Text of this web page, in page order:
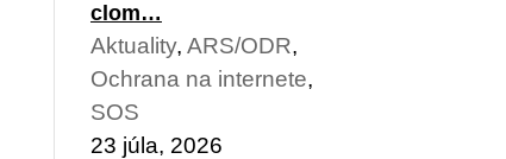
clom…
Aktuality, ARS/ODR,
Ochrana na internete,
SOS
23 júla, 2026